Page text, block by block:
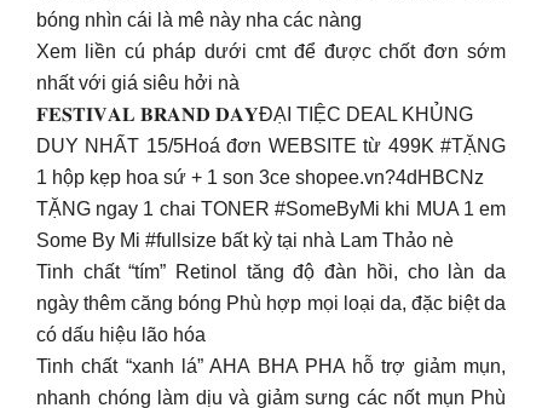
bóng nhìn cái là mê này nha các nàng
Xem liền cú pháp dưới cmt để được chốt đơn sớm
nhất với giá siêu hởi nà
𝐅𝐄𝐒𝐓𝐈𝐕𝐀𝐋 𝐁𝐑𝐀𝐍𝐃 𝐃𝐀𝐘ĐẠI TIỆC DEAL KHỦNG
DUY NHẤT 15/5Hoá đơn WEBSITE từ 499K #TẶNG
1 hộp kẹp hoa sứ + 1 son 3ce shopee.vn?4dHBCNz
TẶNG ngay 1 chai TONER #SomeByMi khi MUA 1 em
Some By Mi #fullsize bất kỳ tại nhà Lam Thảo nè
Tinh chất “tím” Retinol tăng độ đàn hồi, cho làn da
ngày thêm căng bóng Phù hợp mọi loại da, đặc biệt da
có dấu hiệu lão hóa
Tinh chất “xanh lá” AHA BHA PHA hỗ trợ giảm mụn,
nhanh chóng làm dịu và giảm sưng các nốt mụn Phù